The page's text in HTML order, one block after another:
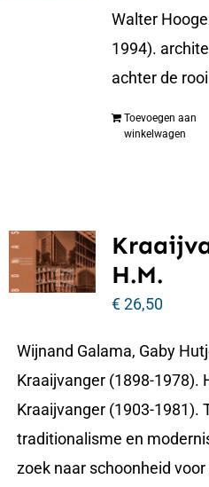
Walter
1994).
achter de
Toevoegen aan
winkelwagen
H.M.
€26,50
Wijnand Galama, Gaby
Kraaijvanger (1898-1978).
Kraaijvanger (1903-1981).
traditionalisme en
zoek naar schoonheid voor